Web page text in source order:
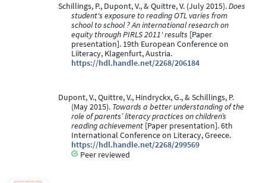
Schillings, P., Dupont, V., & Quittre, V. (July 2015).Does
student's exposure to reading OTL varies from
school to school ? An international research on
equity through PIRLS 2011' results [Paper
presentation]. 19th European Conference on
Liiteracy, Klagenfurt, Austria.
https://hdl.handle.net/2268/206184
Dupont, V., Quittre, V., Hindryckx, G., & Schillings, P.
(May 2015). Towards a better understanding of the
role of parents’ literacy practices on children’s
reading achievement [Paper presentation]. 6th
International Conference on Literacy, Greece.
https://hdl.handle.net/2268/299569
Peer reviewed